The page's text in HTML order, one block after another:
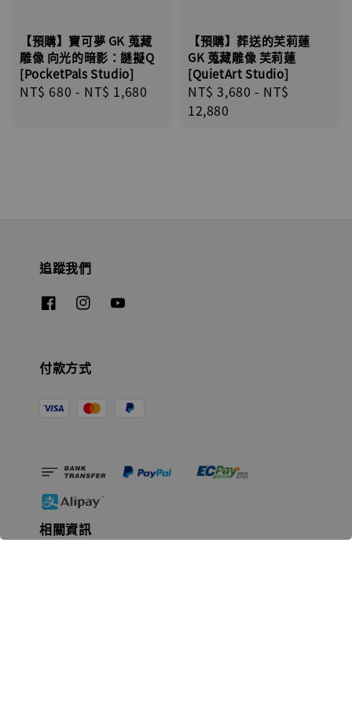
【預購】寶可夢 GK 蒐藏
雕像 向光的暗影：謎擬Q
[PocketPals Studio]
Regular
NT$ 680 - NT$ 1,680
【預購】葬送的芙莉蓮
GK 蒐藏雕像 芙莉蓮
[QuietArt Studio]
Regular
price
NT$ 3,680 - NT$
12,880
追蹤我們
付款方式
相關資訊